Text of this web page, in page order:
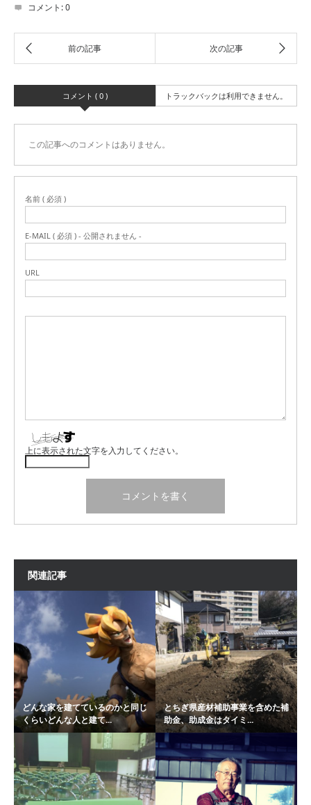
コメント:0
コメント ( 0 ) トラックバックは利用できません。
この記事へのコメントはありません。
名前 ( 必須 )
E-MAIL ( 必須 ) - 公開されません -
URL
上に表示された文字を入力してください。
関連記事
どんな家を建てているのかと同じ
くらいどんな人と建て...
とちぎ県産材補助事業を含めた補
助金、助成金はタイミ...